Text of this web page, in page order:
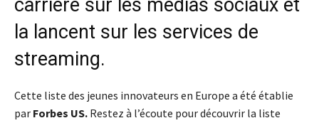
carrière sur les médias sociaux et
la lancent sur les services de
streaming.
Cette liste des jeunes innovateurs en Europe a été établie
par Forbes US. Restez à l’écoute pour découvrir la liste